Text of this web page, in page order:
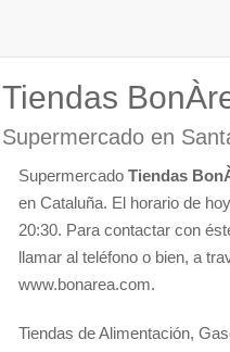
Tiendas
Supermercado en
Supermercado Tiendas
en Cataluña. El horario de
20:30. Para contactar con
llamar al teléfono o bien, a
www.bonarea.com.
Tiendas de Alimentación,